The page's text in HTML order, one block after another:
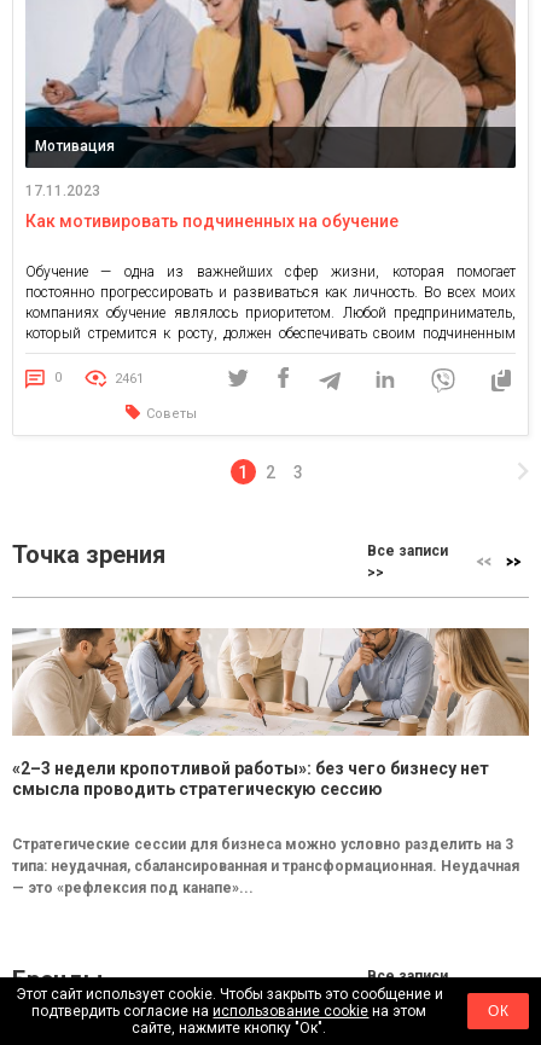
Мотивация
17.11.2023
Как мотивировать подчиненных на обучение
Обучение — одна из важнейших сфер жизни, которая помогает
постоянно прогрессировать и развиваться как личность. Во всех моих
компаниях обучение являлось приоритетом. Любой предприниматель,
который стремится к росту, должен обеспечивать своим подчиненным
доступ к знаниям и мотивировать. Но владельцы бизнеса при попытках
сделать обучение обязательной частью работы часто видят саботаж со
0 2461
Советы
1 2 3
Точка зрения
Все записи
>>
«2–3 недели кропотливой работы»: без чего бизнесу нет
смысла проводить стратегическую сессию
Стратегические сессии для бизнеса можно условно разделить на 3
типа: неудачная, сбалансированная и трансформационная. Неудачная
— это «рефлексия под канапе»...
Бренды
Все записи
>>
Этот сайт использует cookie. Чтобы закрыть это сообщение и
подтвердить согласие наиспользование cookie на этом
сайте, нажмите кнопку "Ок".
ОК